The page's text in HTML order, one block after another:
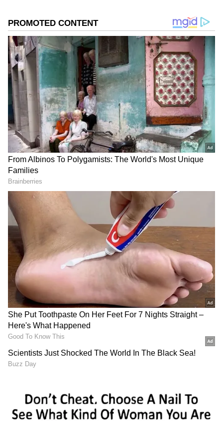
Related Articles
ತ್ರಿಶಾ ನಡೆಗೆ ಸಿಎಂ ವಿಜಯ್ ಕಕ್ಕಾಬಿಕ್ಕಿ.. ದಳಪತಿ
ಮುಂದಿನ ದಾಳ 'ಇದೇ ಆಗಿರುತ್ತೆ' ಅಂತಿರೋ ಫ್ಯಾನ್ಸ್!
'ಅಮ್ಮ' ಸಂಗೀತಾಗೆ ಬಿಗ್ ಗಿಫ್ಟ್ ಕೊಟ್ಟು ನೆಟ್ಟಿಗರ
ಮೆಚ್ಚುಗೆ ಪಡೆದ ದಳಪತಿ ವಿಜಯ್ ಮಕ್ಕಳು!
ವರ್ಷಗಳಲ್ಲಿ ತಮಿಳು ಸ್ಟಾರ್ ನಟ ಸೂರ್ಯ ನಟನೆಯ
ಸಿನಿಮಾಗಳು ಸತತ ಸೋಲು ಕಂಡಿತ್ತು. ಆದರೆ, ಈ ತಿಂಗಳು 15
DOWNLOAD APP
ಕನ್ನಡ ಸಿನಿಮಾ ( Kannada Cinema News
ಕಾರ್ಯಕ್ರಮಗಳು (
Kannada TV Shows), ಸೆಲೆಬ್ರಿಟಿ
ಸುದ್ದಿಗಳು ಮತ್ತು ಇತ್ತೀಚಿನ ಸುದ್ದಿಗಳಿಗಾಗಿ ಏಷ್ಯಾನೆಟ್
ಸುವರ್ಣ ನ್ಯೂಸ್‌ನಲ್ಲಿ ಮನರಂಜನಾ ವಿಭಾಗ ನೋಡಿ.
ಸಿನಿಮಾ ವಿಮರ್ಶೆಗಳು (
Kannada Movies Review ),
ತಾರೆಯರ ಸಂದರ್ಶನಗಳು, ಧಾರಾವಾಹಿ ಅಪ್‌ಡೇಟ್ಸ್‌,
ತೆರೆಮರೆಯ ಕಥೆಗಳು,
OTT ರಿಲೀಸ್‌ ಗಳ ಬಗ್ಗೆ
ಮಾಹಿತಿಯೂ ಇಲ್ಲಿದೆ.